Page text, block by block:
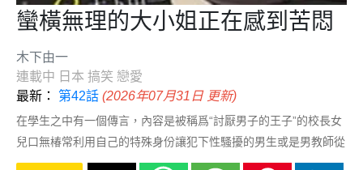
蠻橫無理的大小姐正在感到苦悶
木下由一
連載中 日本 搞笑 戀愛
最新： 第42話 (2026年07月31日 更新)
在學生之中有一個傳言，內容是被稱爲“討厭男子的王子”的校長女
兒口無椿常利用自己的特殊身份讓犯下性騷擾的男生或是男教師從
學校中消失。這一次，這位高傲的校長女兒盯上的則是風紀委員起